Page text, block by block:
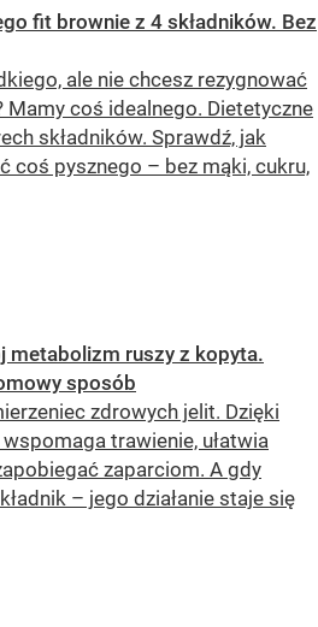
fit brownie z 4 składników. Bez
ale nie chcesz rezygnować
Mamy coś idealnego. Dietetyczne
składników. Sprawdź, jak
coś pysznego – bez mąki, cukru,
metabolizm ruszy z kopyta.
sposób
zdrowych jelit. Dzięki
trawienie, ułatwia
zaparciom. A gdy
– jego działanie staje się